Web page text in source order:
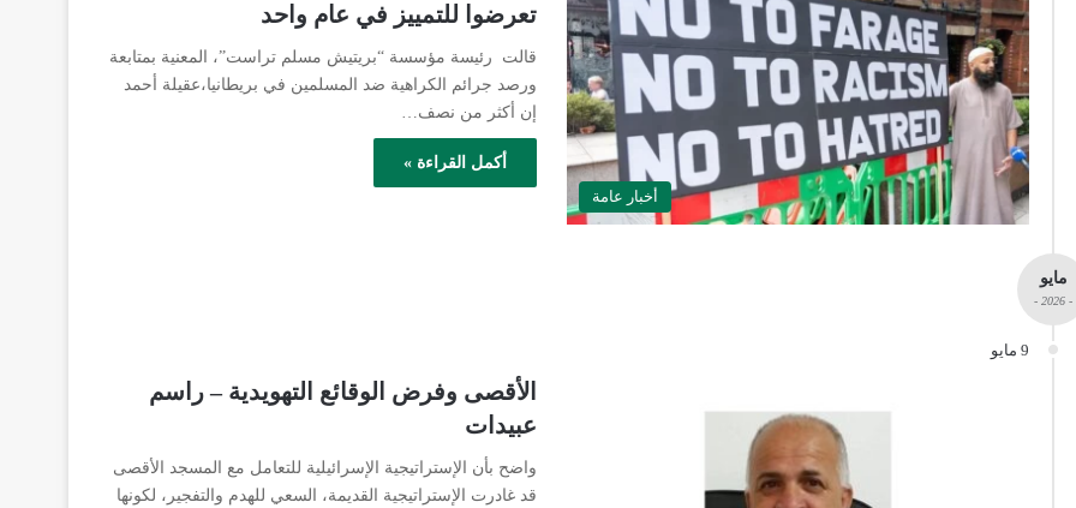
أخبار عامة
تعرضوا للتمييز في عام واحد
قالت رئيسة مؤسسة “بريتيش مسلم تراست”، المعنية بمتابعة
ورصد جرائم الكراهية ضد المسلمين في بريطانيا،عقيلة أحمد
إن أكثر من نصف…
أكمل القراءة »
مايو
- 2026 -
9 مايو
الأقصى وفرض الوقائع التهويدية – راسم
عبيدات
واضح بأن الإستراتيجية الإسرائيلية للتعامل مع المسجد الأقصى
قد غادرت الإستراتيجية القديمة، السعي للهدم والتفجير، لكونها